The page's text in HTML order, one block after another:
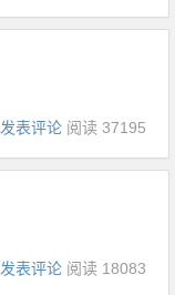
发表评论 阅读 37195
发表评论 阅读 18083